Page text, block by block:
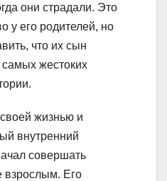
они страдали. Это
у его родителей, но
что их сын
самых жестоких
жизнью и
внутренний
совершать
взрослым. Его